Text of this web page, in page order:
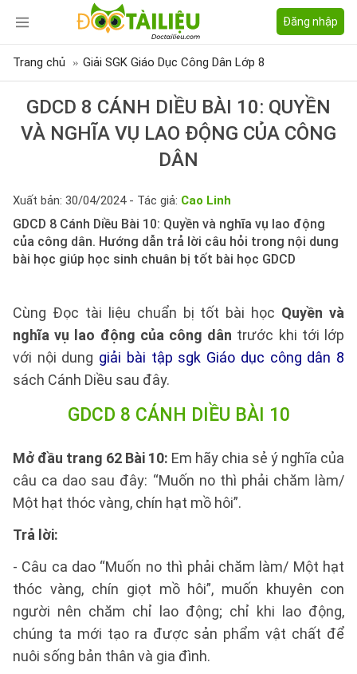
Đăng nhập
Trang chủ Giải SGK Giáo Dục Công Dân Lớp 8
GDCD 8 CÁNH DIỀU BÀI 10: QUYỀN
VÀ NGHĨA VỤ LAO ĐỘNG CỦA CÔNG
DÂN
Xuất bản: 30/04/2024 - Tác giả: Cao Linh
GDCD 8 Cánh Diều Bài 10: Quyền và nghĩa vụ lao động
của công dân. Hướng dẫn trả lời câu hỏi trong nội dung
bài học giúp học sinh chuân bị tốt bài học GDCD
Cùng Đọc tài liệu chuẩn bị tốt bài học Quyền và
nghĩa vụ lao động của công dân trước khi tới lớp
với nội dung giải bài tập sgk Giáo dục công dân 8
sách Cánh Diều sau đây.
GDCD 8 CÁNH DIỀU BÀI 10
Mở đầu trang 62 Bài 10: Em hãy chia sẻ ý nghĩa của
câu ca dao sau đây: “Muốn no thì phải chăm làm/
Một hạt thóc vàng, chín hạt mồ hôi”.
Trả lời:
- Câu ca dao “Muốn no thì phải chăm làm/ Một hạt
thóc vàng, chín giọt mồ hôi”, muốn khuyên con
người nên chăm chỉ lao động; chỉ khi lao động,
chúng ta mới tạo ra được sản phẩm vật chất để
nuôi sống bản thân và gia đình.